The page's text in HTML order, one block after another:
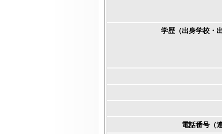
学歴（出身学校・
電話番号（